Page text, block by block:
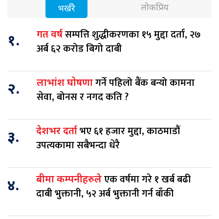
भर्खरै लोकप्रिय
१. गत वर्षसम्पत्ति शुद्धीकरणका १५ मुद्दा दर्ता, २७
अर्ब ६२ करोड बिगो दाबी
२. लाभांश घोषणागर्ने पहिलो बैंक बन्यो कामना
सेवा, बोनस र नगद कति ?
३. देशभर दर्ताभए ६१ हजार मुद्दा, काठमाडौं
उपत्यकामा सबैभन्दा धेरै
४. बीमा कम्पनीहरुलेएक वर्षमा गरे १ खर्ब बढी
दाबी भुक्तानी, ५२ अर्ब भुक्तानी गर्न बाँकी